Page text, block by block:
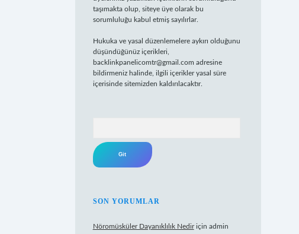
taşımakta olup, siteye üye olarak bu
sorumluluğu kabul etmiş sayılırlar.
Hukuka ve yasal düzenlemelere aykırı olduğunu
düşündüğünüz içerikleri,
backlinkpanelicomtr@gmail.com adresine
bildirmeniz halinde, ilgili içerikler yasal süre
içerisinde sitemizden kaldırılacaktır.
SON YORUMLAR
Nöromüsküler Dayanıklılık Nediriçin admin